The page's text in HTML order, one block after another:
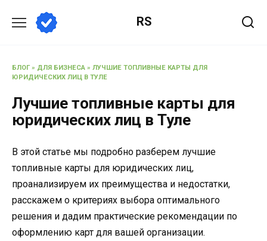
содержанию
RS
БЛОГ» ДЛЯ БИЗНЕСА » ЛУЧШИЕ ТОПЛИВНЫЕ КАРТЫ ДЛЯ
ЮРИДИЧЕСКИХ ЛИЦ В ТУЛЕ
Лучшие топливные карты для
юридических лиц в Туле
В этой статье мы подробно разберем лучшие
топливные карты для юридических лиц,
проанализируем их преимущества и недостатки,
расскажем о критериях выбора оптимального
решения и дадим практические рекомендации по
оформлению карт для вашей организации.